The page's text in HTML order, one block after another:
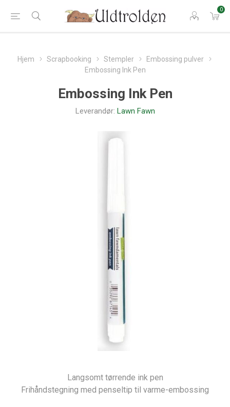
0
Hjem Scrapbooking Stempler
Embossing pulver
Embossing Ink Pen
Embossing Ink Pen
Leverandør: Lawn Fawn
Langsomt tørrende ink pen
Frihåndstegning med penseltip til varme-embossing